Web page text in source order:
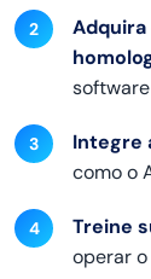
Integre
como o
Treine
operar